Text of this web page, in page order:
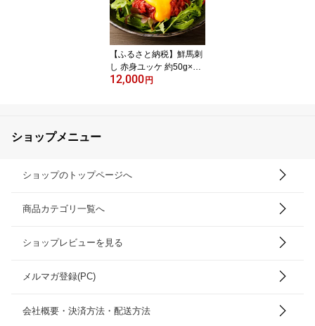
ハンバーグ ホルモン焼き
おろしポン酢 ユッケのタ
レ ソース) 18000円 ～ 3
6000円 1万8000円 ～ 3
万6000円
【ふるさと納税】鮮馬刺
し 赤身ユッケ 約50g×10
個セット 約500g 12000
12,000 円
ショップメニュー
ショップのトップページへ
商品カテゴリ一覧へ
ショップレビューを見る
メルマガ登録(PC)
会社概要・決済方法・配送方法